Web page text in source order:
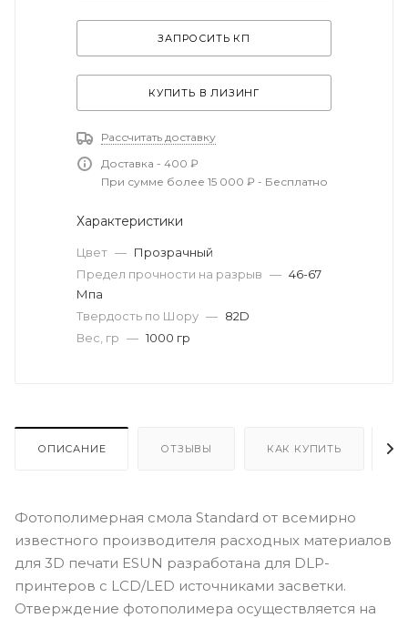
ЗАПРОСИТЬ КП
КУПИТЬ В ЛИЗИНГ
Рассчитать доставку
Доставка - 400 ₽
При сумме более 15 000 ₽ - Бесплатно
Характеристики
Цвет — Прозрачный
Предел прочности на разрыв — 46-67
Мпа
Твердость по Шору — 82D
Вес, гр — 1000 гр
ОПИСАНИЕ ОТЗЫВЫ КАК КУПИТЬ
Фотополимерная смола Standard от всемирно
известного производителя расходных материалов
для 3D печати ESUN разработана для DLP-
принтеров с LCD/LED источниками засветки.
Отверждение фотополимера осуществляется на